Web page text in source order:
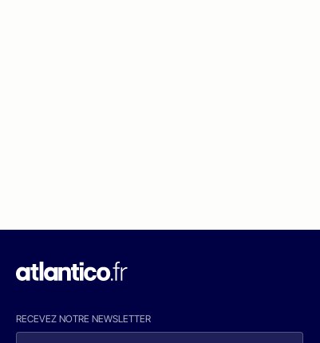
RECEVEZ NOTRE NEWSLETTER